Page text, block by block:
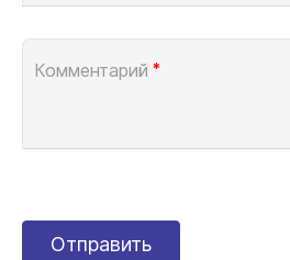
Комментарий *